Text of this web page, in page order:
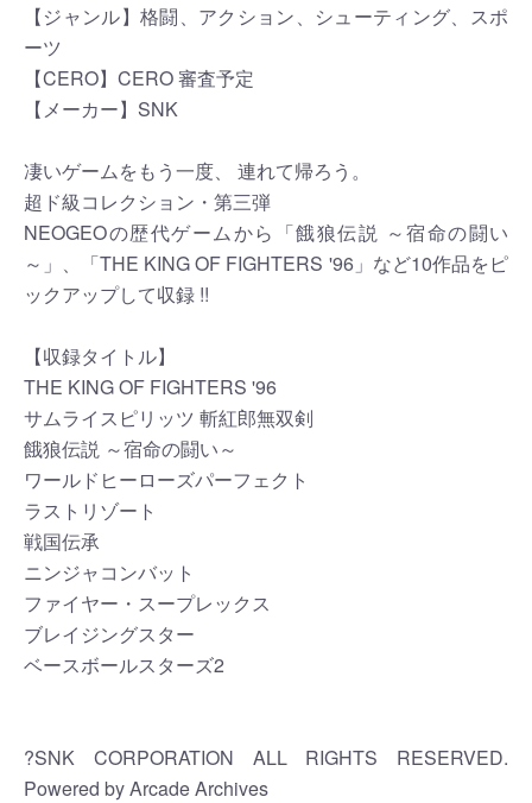
【ジャンル】格闘、アクション、シューティング、スポ
ーツ
【CERO】CERO 審査予定
【メーカー】SNK
凄いゲームをもう一度、 連れて帰ろう。
超ド級コレクション・第三弾
NEOGEOの歴代ゲームから「餓狼伝説 ～宿命の闘い
～」、「THE KING OF FIGHTERS '96」など10作品をピ
ックアップして収録 !!
【収録タイトル】
THE KING OF FIGHTERS '96
サムライスピリッツ 斬紅郎無双剣
餓狼伝説 ～宿命の闘い～
ワールドヒーローズパーフェクト
ラストリゾート
戦国伝承
ニンジャコンバット
ファイヤー・スープレックス
ブレイジングスター
ベースボールスターズ2
?SNK CORPORATION ALL RIGHTS RESERVED.
Powered by Arcade Archives